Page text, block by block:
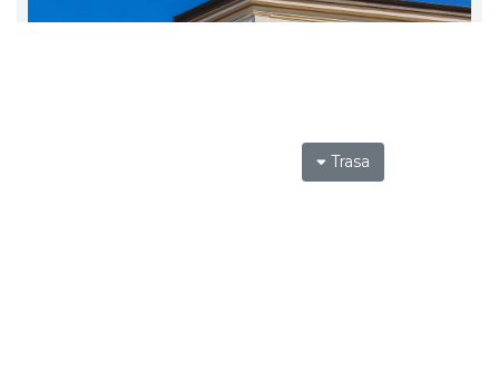
Trasa